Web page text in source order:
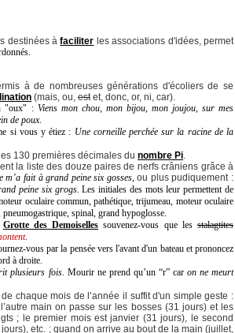
destinées àfaciliter les associations d'idées, permet
à de nombreuses générations d'écoliers de se
(mais, ou, estet, donc, or, ni, car).
"oux" : Viens mon chou, mon bijou, mon joujou, sur mes
de poux.
si vous y étiez : Une corneille perchée sur la racine de la
130 premières décimales du nombre Pi.
la liste des douze paires de nerfs crâniens grâce à
m’a fait à grand peine six gosses,ou plus pudiquement :
peine six grogs. Les initiales des mots leur permettent de
oculaire commun, pathétique, trijumeau, moteur oculaire
spinal, grand hypoglosse.
Grotte des Demoiselles souvenez-vous que lesstalagtites
.
vous par la pensée vers l'avant d'un bateau et prononcez
à droite.
plusieurs fois. Mourir ne prend qu’un “r” car on ne meurt
chaque mois de l’année il suffit d'un simple geste :
main on passe sur les bosses (31 jours) et les
; le premier mois est janvier (31 jours), le second
etc. ; quand on arrive au bout de la main (juillet,